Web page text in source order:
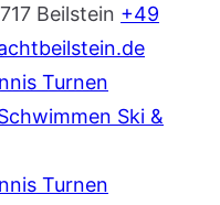
Beilstein +49
Turnen
Ski &
Turnen